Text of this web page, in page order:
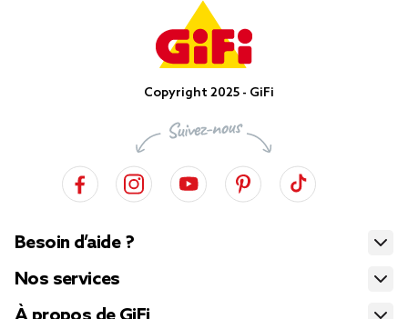
Copyright 2025 - GiFi
Besoin d’aide ?
Nos services